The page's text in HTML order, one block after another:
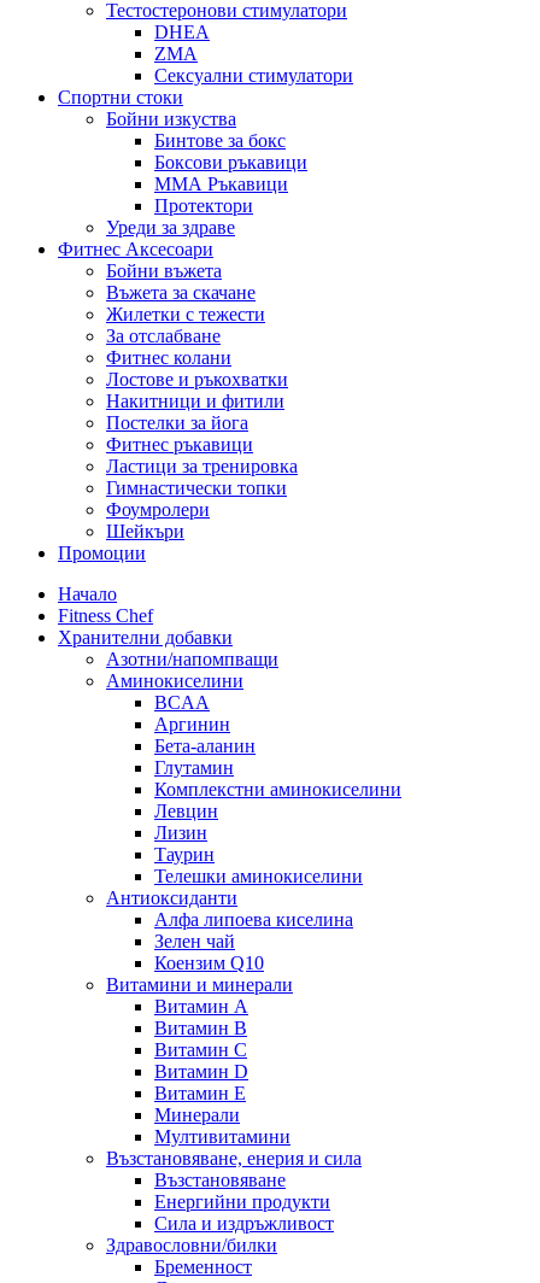
Тестостеронови стимулатори
DHEA
ZMA
Сексуални стимулатори
Спортни стоки
Бойни изкуства
Бинтове за бокс
Боксови ръкавици
ММА Ръкавици
Протектори
Уреди за здраве
Фитнес Аксесоари
Бойни въжета
Въжета за скачане
Жилетки с тежести
За отслабване
Фитнес колани
Лостове и ръкохватки
Накитници и фитили
Постелки за йога
Фитнес ръкавици
Ластици за тренировка
Гимнастически топки
Фоумролери
Шейкъри
Промоции
Начало
Fitness Chef
Хранителни добавки
Азотни/напомпващи
Аминокиселини
BCAA
Аргинин
Бета-аланин
Глутамин
Комплекстни аминокиселини
Левцин
Лизин
Таурин
Телешки аминокиселини
Антиоксиданти
Алфа липоева киселина
Зелен чай
Коензим Q10
Витамини и минерали
Витамин А
Витамин B
Витамин C
Витамин D
Витамин E
Минерали
Мултивитамини
Възстановяване, енерия и сила
Възстановяване
Енергийни продукти
Сила и издръжливост
Здравословни/билки
Бременност